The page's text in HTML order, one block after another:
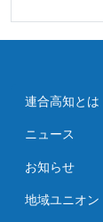
連合高知とは
ニュース
お知らせ
地域ユニオン